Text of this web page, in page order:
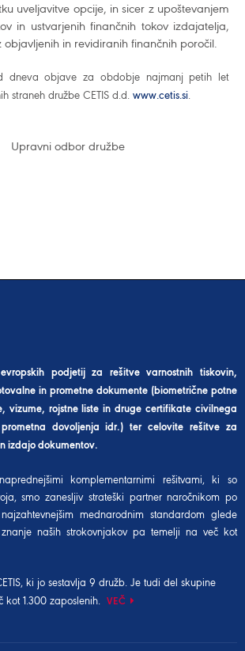
uveljavitve opcije, in sicer z upoštevanjem
in ustvarjenih finančnih tokov izdajatelja,
objavljenih in revidiranih finančnih poročil.
dneva objave za obdobje najmanj petih let
straneh družbe CETIS d.d. www.cetis.si.
Upravni odbor družbe
podjetij za rešitve varnostnih tiskovin,
in prometne dokumente (biometrične potne
vizume, rojstne liste in druge certifikate civilnega
dovoljenja idr.) ter celovite rešitve za
izdajo dokumentov.
komplementarnimi rešitvami, ki so
smo zanesljiv strateški partner naročnikom po
mednarodnim standardom glede
naših strokovnjakov pa temelji na več kot
, ki jo sestavlja 9 družb. Je tudi del skupine
kot 1.300 zaposlenih. VEČ